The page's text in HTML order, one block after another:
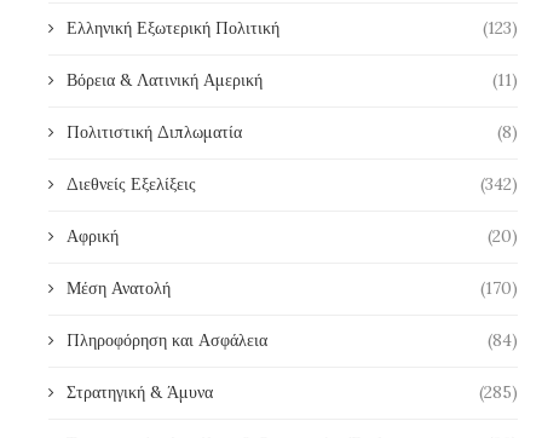
Ελληνική Εξωτερική Πολιτική (123)
Βόρεια & Λατινική Αμερική (11)
Πολιτιστική Διπλωματία (8)
Διεθνείς Εξελίξεις (342)
Αφρική (20)
Μέση Ανατολή (170)
Πληροφόρηση και Ασφάλεια (84)
Στρατηγική & Άμυνα (285)